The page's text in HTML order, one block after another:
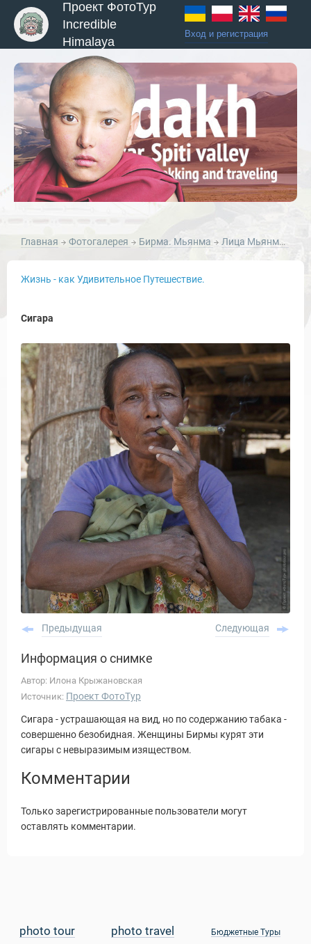
и Туры
Проект ФотоТур
Incredible
Himalaya
Вход и регистрация
Главная Фотогалерея Бирма. Мьянма Лица Мьянмы
Жизнь - как Удивительное Путешествие.
Сигара
Предыдущая Следующая
Информация о снимке
Автор: Илона Крыжановская
Источник: Проект ФотоТур
Сигара - устрашающая на вид, но по содержанию табака -
совершенно безобидная. Женщины Бирмы курят эти
сигары с невыразимым изяществом.
Комментарии
Только зарегистрированные пользователи могут
оставлять комментарии.
photo tour photo travel Бюджетные Туры